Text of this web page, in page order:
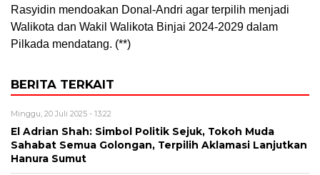
Rasyidin mendoakan Donal-Andri agar terpilih menjadi
Walikota dan Wakil Walikota Binjai 2024-2029 dalam
Pilkada mendatang. (**)
BERITA TERKAIT
Minggu, 20 Juli 2025 - 13:22
El Adrian Shah: Simbol Politik Sejuk, Tokoh Muda
Sahabat Semua Golongan, Terpilih Aklamasi Lanjutkan
Hanura Sumut